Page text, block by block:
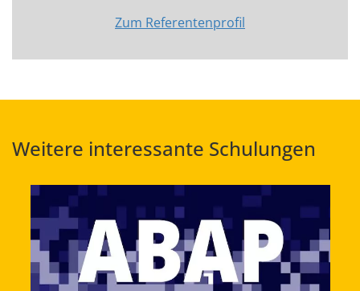
Zum Referentenprofil
Weitere interessante Schulungen